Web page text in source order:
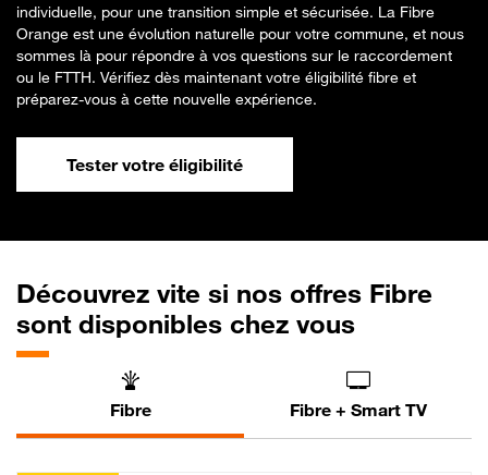
individuelle, pour une transition simple et sécurisée. La Fibre
Orange est une évolution naturelle pour votre commune, et nous
sommes là pour répondre à vos questions sur le raccordement
ou le FTTH. Vérifiez dès maintenant votre éligibilité fibre et
préparez-vous à cette nouvelle expérience.
Tester votre éligibilité
Découvrez vite si nos offres Fibre
sont disponibles chez vous
Fibre Fibre + Smart TV